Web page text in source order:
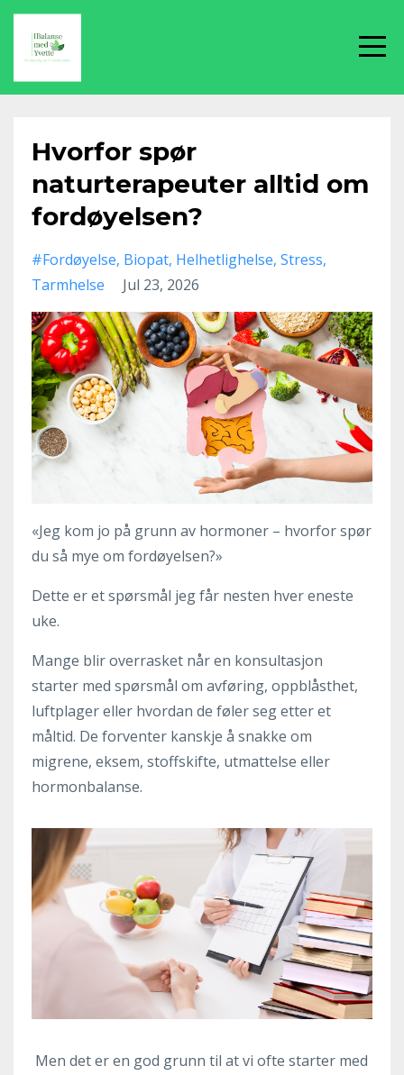
Hvorfor spør
naturterapeuter alltid om
fordøyelsen?
#fordøyelse Biopat Helhetlighelse Stress
Tarmhelse
Jul 23, 2026
«Jeg kom jo på grunn av hormoner – hvorfor spør
du så mye om fordøyelsen?»
Dette er et spørsmål jeg får nesten hver eneste
uke.
Mange blir overrasket når en konsultasjon
starter med spørsmål om avføring, oppblåsthet,
luftplager eller hvordan de føler seg etter et
måltid. De forventer kanskje å snakke om
migrene, eksem, stoffskifte, utmattelse eller
hormonbalanse.
Men det er en god grunn til at vi ofte starter med